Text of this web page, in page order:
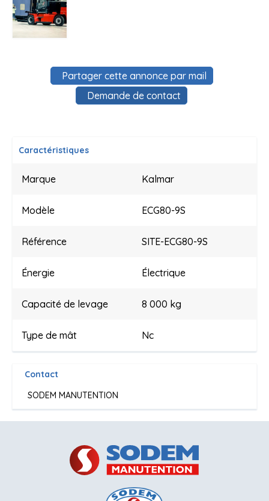
Demande de contact
Partager cette annonce par mail
Caractéristiques
Marque Kalmar
Modèle ECG80-9S
Référence SITE-ECG80-9S
Énergie Électrique
Capacité de levage 8 000 kg
Type de mât Nc
Contact
SODEM MANUTENTION